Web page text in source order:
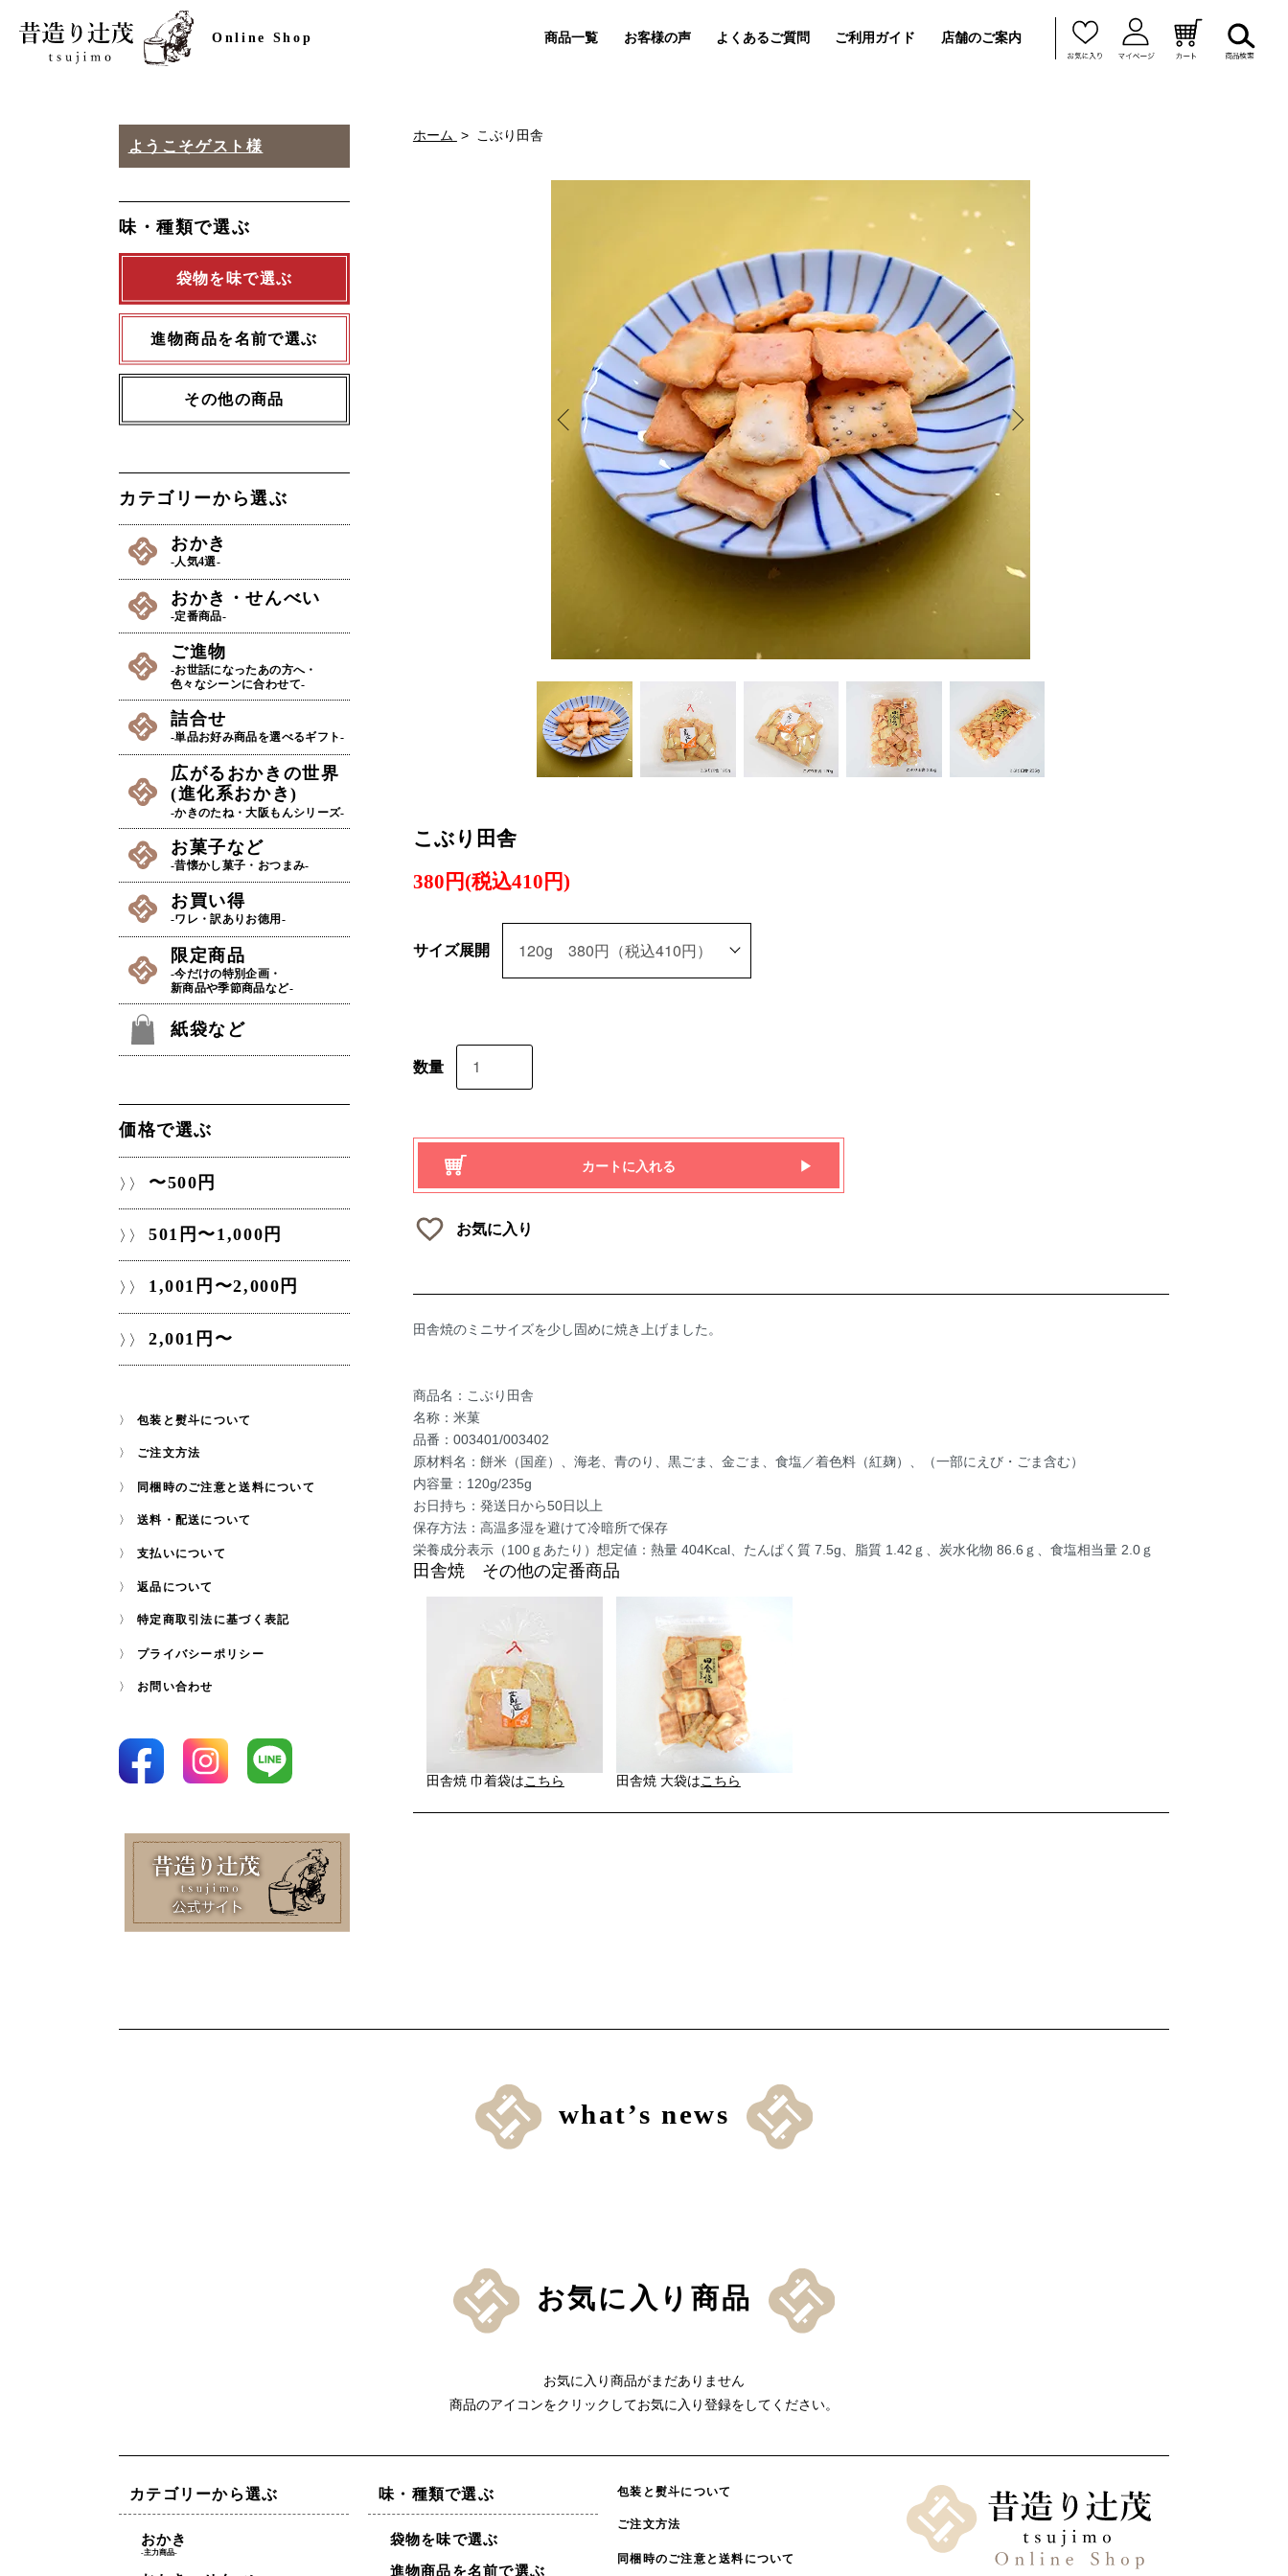
Online Shop 商品一覧 お客様の声 よくあるご質問 ご利用ガイド 店舗のご案内
ホーム こぶり田舎
こぶり田舎
380円(税込410円)
サイズ展開
数量
カートに入れる
お気に入り
田舎焼のミニサイズを少し固めに焼き上げました。
商品名：こぶり田舎
名称：米菓
品番：003401/003402
原材料名：餅米（国産）、海老、青のり、黒ごま、金ごま、食塩／着色料（紅麹）、（一部にえび・ごま含む）
内容量：120g/235g
お日持ち：発送日から50日以上
保存方法：高温多湿を避けて冷暗所で保存
栄養成分表示（100ｇあたり）想定値：熱量 404Kcal、たんぱく質 7.5g、脂質 1.42ｇ、炭水化物 86.6ｇ、食塩相当量 2.0ｇ
田舎焼 その他の定番商品
田舎焼 巾着袋はこちら 田舎焼 大袋はこちら
ようこそゲスト様
味・種類で選ぶ
袋物を味で選ぶ
進物商品を名前で選ぶ
その他の商品
カテゴリーから選ぶ
おかき
-人気4選-
おかき・せんべい
-定番商品-
ご進物
-お世話になったあの方へ・
色々なシーンに合わせて-
詰合せ
-単品お好み商品を選べるギフト-
広がるおかきの世界
(進化系おかき)
-かきのたね・大阪もんシリーズ-
お菓子など
-昔懐かし菓子・おつまみ-
お買い得
-ワレ・訳ありお徳用-
限定商品
-今だけの特別企画・
新商品や季節商品など-
紙袋など
価格で選ぶ
〜500円
501円〜1,000円
1,001円〜2,000円
2,001円〜
包装と熨斗について
ご注文方法
同梱時のご注意と送料について
送料・配送について
支払いについて
返品について
特定商取引法に基づく表記
プライバシーポリシー
お問い合わせ
what’s news
お気に入り商品
お気に入り商品がまだありません
商品のアイコンをクリックしてお気に入り登録をしてください。
カテゴリーから選ぶ
おかき
-主力商品-
味・種類で選ぶ
袋物を味で選ぶ
進物商品を名前で選ぶ
包装と熨斗について
ご注文方法
同梱時のご注意と送料について